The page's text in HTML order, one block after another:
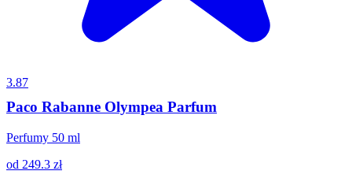
3.87
Paco Rabanne Olympea Parfum
Perfumy 50 ml
od 249.3 zł